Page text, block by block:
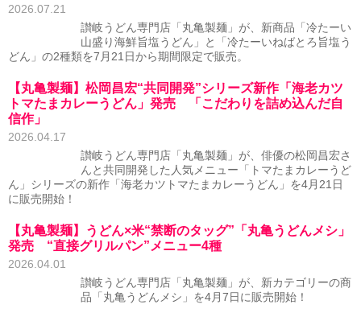
2026.07.21
讃岐うどん専門店「丸亀製麺」が、新商品「冷たーい
山盛り海鮮旨塩うどん」と「冷たーいねばとろ旨塩う
どん」の2種類を7月21日から期間限定で販売。
【丸亀製麺】松岡昌宏“共同開発”シリーズ新作「海老カツ
トマたまカレーうどん」発売 「こだわりを詰め込んだ自
信作」
2026.04.17
讃岐うどん専門店「丸亀製麺」が、俳優の松岡昌宏さ
んと共同開発した人気メニュー「トマたまカレーうど
ん」シリーズの新作「海老カツトマたまカレーうどん」を4月21日
に販売開始！
【丸亀製麺】うどん×米“禁断のタッグ”「丸亀うどんメシ」
発売 “直接グリルパン”メニュー4種
2026.04.01
讃岐うどん専門店「丸亀製麺」が、新カテゴリーの商
品「丸亀うどんメシ」を4月7日に販売開始！